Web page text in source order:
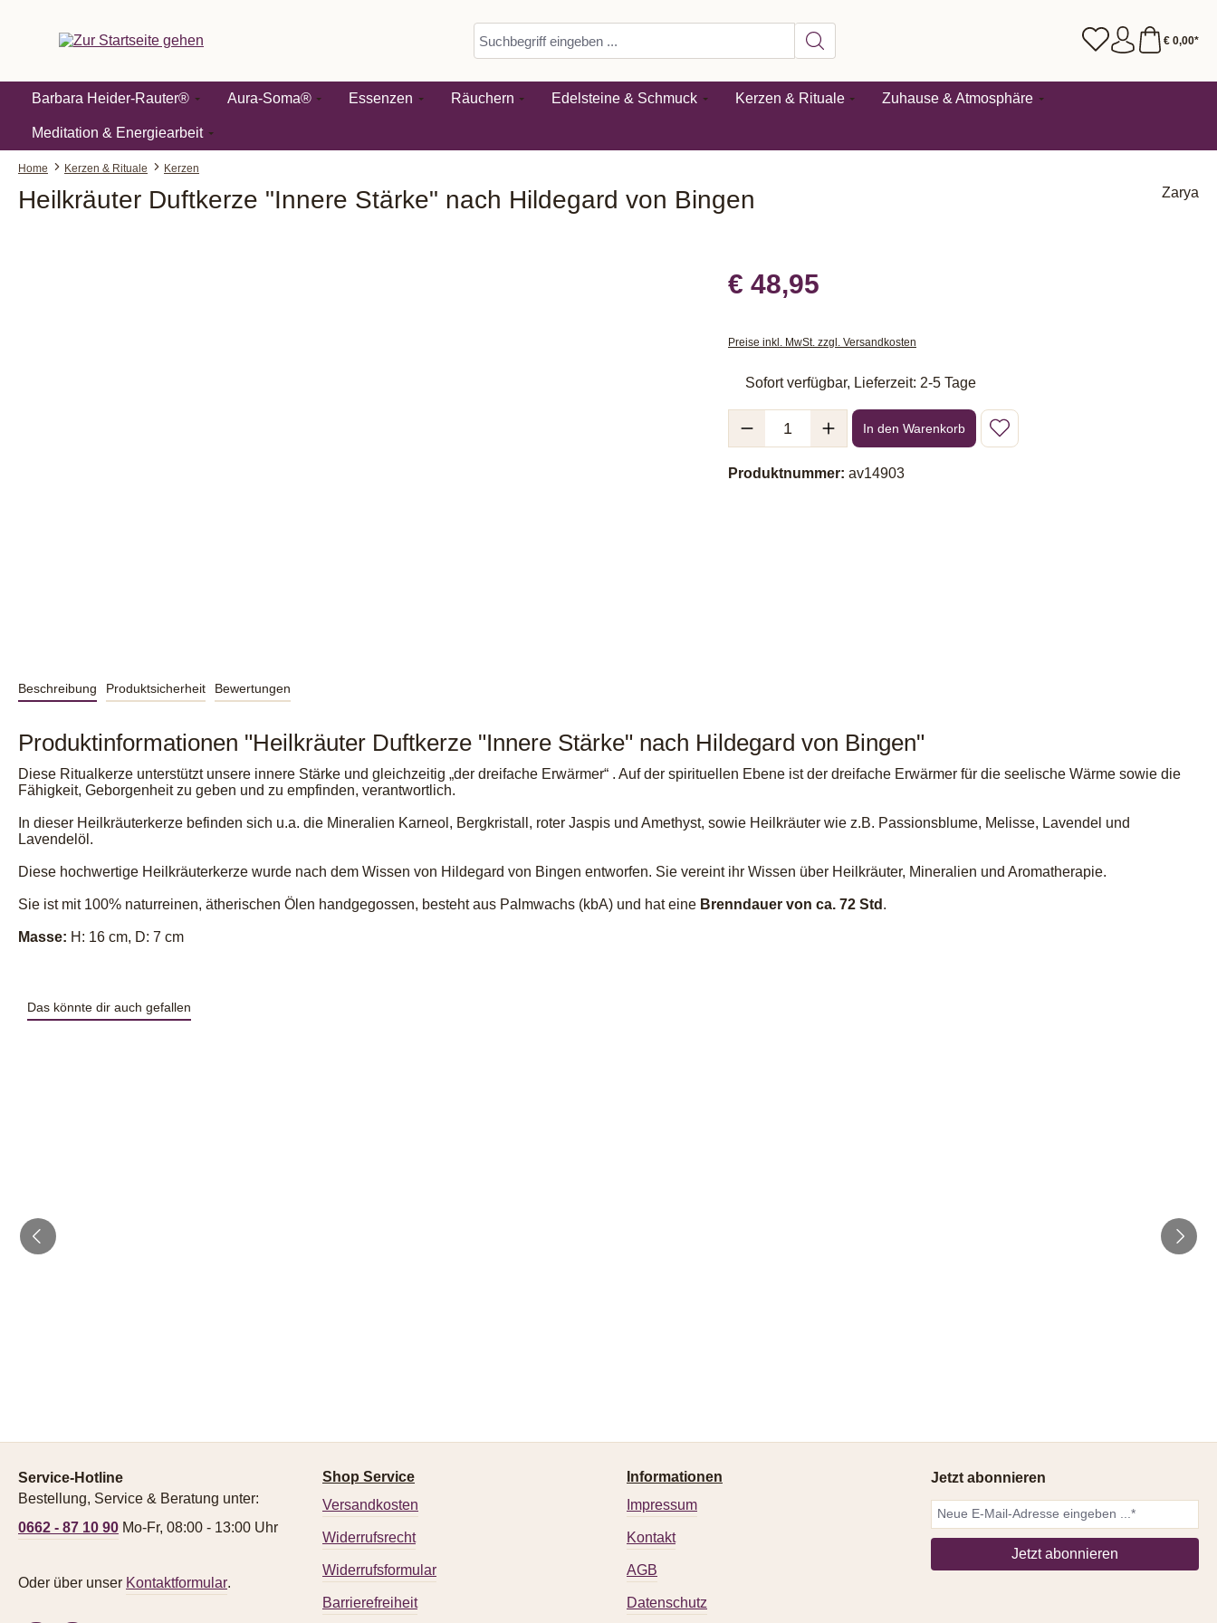
€ 0,00*
Barbara Heider-Rauter® Aura-Soma® Essenzen Räuchern Edelsteine & Schmuck Kerzen & Rituale Zuhause & Atmosphäre
Meditation & Energiearbeit
Home Kerzen & Rituale Kerzen
Heilkräuter Duftkerze "Innere Stärke" nach Hildegard von Bingen Zarya
€ 48,95
Preise inkl. MwSt. zzgl. Versandkosten
Sofort verfügbar, Lieferzeit: 2-5 Tage
Produkt Anzahl: Gib den gewünschten Wert ein oder benutze die Schaltflächen
In den Warenkorb
Produktnummer: av14903
Beschreibung Produktsicherheit Bewertungen
Produktinformationen "Heilkräuter Duftkerze "Innere Stärke" nach Hildegard von Bingen"
Diese Ritualkerze unterstützt unsere innere Stärke und gleichzeitig „der dreifache Erwärmer“ . Auf der spirituellen Ebene ist der dreifache Erwärmer für die seelische Wärme sowie die
Fähigkeit, Geborgenheit zu geben und zu empfinden, verantwortlich.
In dieser Heilkräuterkerze befinden sich u.a. die Mineralien Karneol, Bergkristall, roter Jaspis und Amethyst, sowie Heilkräuter wie z.B. Passionsblume, Melisse, Lavendel und
Lavendelöl.
Diese hochwertige Heilkräuterkerze wurde nach dem Wissen von Hildegard von Bingen entworfen. Sie vereint ihr Wissen über Heilkräuter, Mineralien und Aromatherapie.
Sie ist mit 100% naturreinen, ätherischen Ölen handgegossen, besteht aus Palmwachs (kbA) und hat eine Brenndauer von ca. 72 Std .
Masse: H: 16 cm, D: 7 cm
Das könnte dir auch gefallen
Service-Hotline
Bestellung, Service & Beratung unter:
0662 - 87 10 90 Mo-Fr, 08:00 - 13:00 Uhr
Oder über unser Kontaktformular.
Shop Service
Versandkosten
Widerrufsrecht
Widerrufsformular
Barrierefreiheit
Informationen
Impressum
Kontakt
AGB
Datenschutz
Jetzt abonnieren
Jetzt abonnieren